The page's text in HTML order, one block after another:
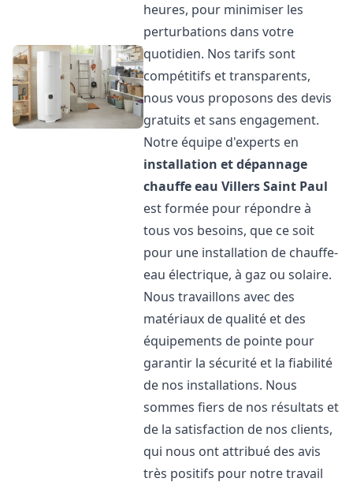
heures, pour minimiser les
perturbations dans votre
quotidien. Nos tarifs sont
compétitifs et transparents,
nous vous proposons des devis
gratuits et sans engagement.
Notre équipe d'experts en
installation et dépannage
chauffe eau Villers Saint Paul
est formée pour répondre à
tous vos besoins, que ce soit
pour une installation de chauffe-
eau électrique, à gaz ou solaire.
Nous travaillons avec des
matériaux de qualité et des
équipements de pointe pour
garantir la sécurité et la fiabilité
de nos installations. Nous
sommes fiers de nos résultats et
de la satisfaction de nos clients,
qui nous ont attribué des avis
très positifs pour notre travail